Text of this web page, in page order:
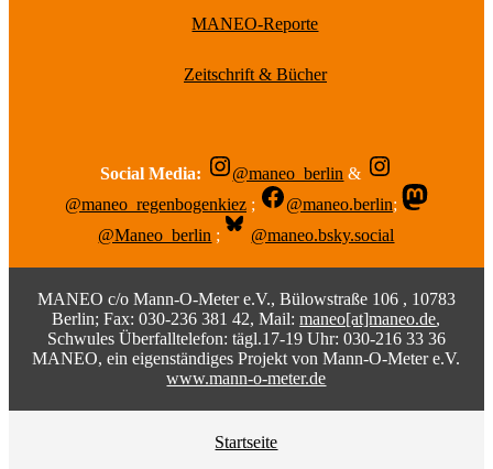
MANEO-Reporte
Zeitschrift & Bücher
Social Media: @maneo_berlin &
@maneo_regenbogenkiez ; @maneo.berlin;
@Maneo_berlin ; @maneo.bsky.social
MANEO c/o Mann-O-Meter e.V., Bülowstraße 106 , 10783
Berlin; Fax: 030-236 381 42, Mail:maneo[at]maneo.de,
Schwules Überfalltelefon: tägl.17-19 Uhr: 030-216 33 36
MANEO, ein eigenständiges Projekt von Mann-O-Meter e.V.
www.mann-o-meter.de
Startseite